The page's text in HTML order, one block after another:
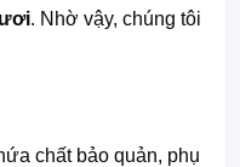
. Nhờ vậy, chúng tôi
chất bảo quản, phụ